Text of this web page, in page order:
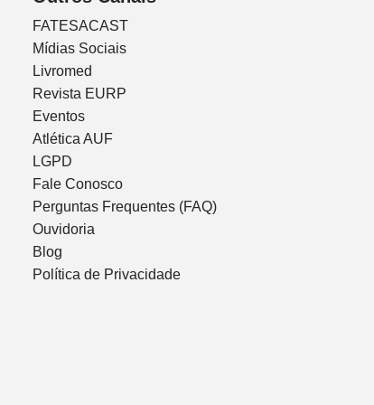
FATESACAST
Mídias Sociais
Livromed
Revista EURP
Eventos
Atlética AUF
LGPD
Fale Conosco
Perguntas Frequentes (FAQ)
Ouvidoria
Blog
Política de Privacidade